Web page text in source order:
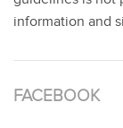
information and
FACEBOOK